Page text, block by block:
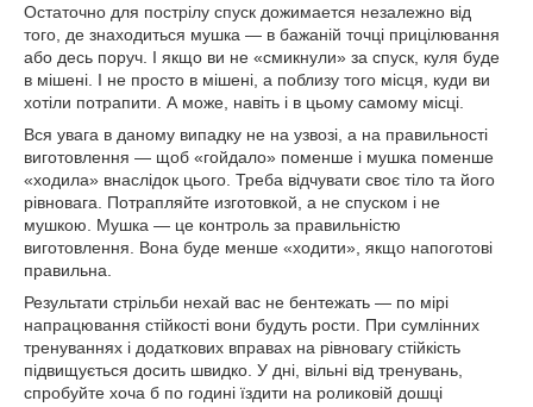
Остаточно для пострілу спуск дожимается незалежно від
того, де знаходиться мушка — в бажаній точці прицілювання
або десь поруч. І якщо ви не «смикнули» за спуск, куля буде
в мішені. І не просто в мішені, а поблизу того місця, куди ви
хотіли потрапити. А може, навіть і в цьому самому місці.
Вся увага в даному випадку не на узвозі, а на правильності
виготовлення — щоб «гойдало» поменше і мушка поменше
«ходила» внаслідок цього. Треба відчувати своє тіло та його
рівновага. Потрапляйте изготовкой, а не спуском і не
мушкою. Мушка — це контроль за правильністю
виготовлення. Вона буде менше «ходити», якщо напоготові
правильна.
Результати стрільби нехай вас не бентежать — по мірі
напрацювання стійкості вони будуть рости. При сумлінних
тренуваннях і додаткових вправах на рівновагу стійкість
підвищується досить швидко. У дні, вільні від тренувань,
спробуйте хоча б по годині їздити на роликовій дошці